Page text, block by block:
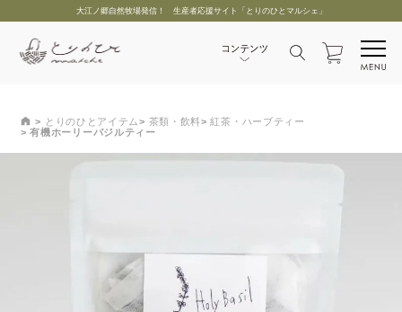
大江ノ郷自然牧場発信！ 生産者応援サイト「とりのひとマルシェ」
とりのひとアイテム 茶類・飲料
紅茶・ハーブティー
有機ホーリーバジルティー